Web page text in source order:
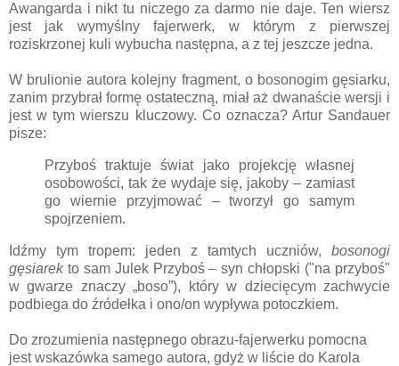
Awangarda i nikt tu niczego za darmo nie daje. Ten wiersz
jest jak wymyślny fajerwerk, w którym z pierwszej
roziskrzonej kuli wybucha następna, a z tej jeszcze jedna.
W brulionie autora kolejny fragment, o bosonogim gęsiarku,
zanim przybrał formę ostateczną, miał aż dwanaście wersji i
jest w tym wierszu kluczowy. Co oznacza? Artur Sandauer
pisze:
Przyboś traktuje świat jako projekcję własnej
osobowości, tak że wydaje się, jakoby – zamiast
go wiernie przyjmować – tworzył go samym
spojrzeniem.
Idźmy tym tropem: jeden z tamtych uczniów, bosonogi
gęsiarekto sam Julek Przyboś – syn chłopski ("na przyboś"
w gwarze znaczy „boso”), który w dziecięcym zachwycie
podbiega do źródełka i ono/on wypływa potoczkiem.
Do zrozumienia następnego obrazu-fajerwerku pomocna
jest wskazówka samego autora, gdyż w liście do Karola